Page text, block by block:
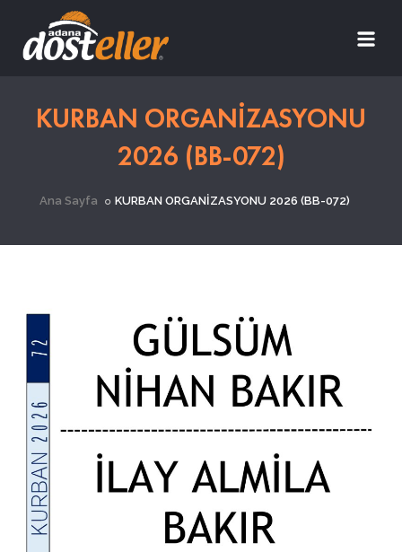
KURBAN ORGANİZASYONU
2026 (BB-072)
Ana Sayfa KURBAN ORGANİZASYONU 2026 (BB-072)